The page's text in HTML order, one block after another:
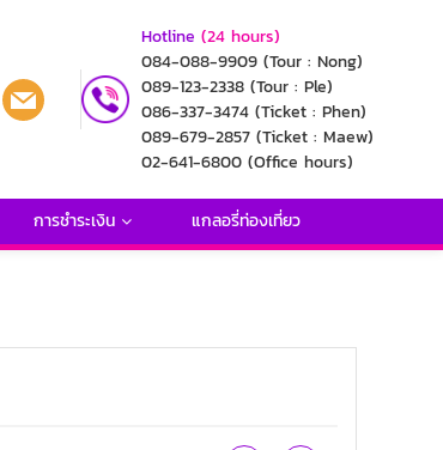
Hotline (24 hours)
084-088-9909 (Tour : Nong)
089-123-2338 (Tour : Ple)
086-337-3474 (Ticket : Phen)
089-679-2857 (Ticket : Maew)
02-641-6800 (Office hours)
การชำระเงิน แกลอรี่ท่องเที่ยว